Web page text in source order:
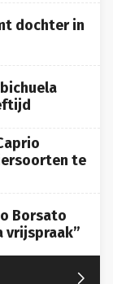
dochter in
te
Borsato
vrijspraak”
